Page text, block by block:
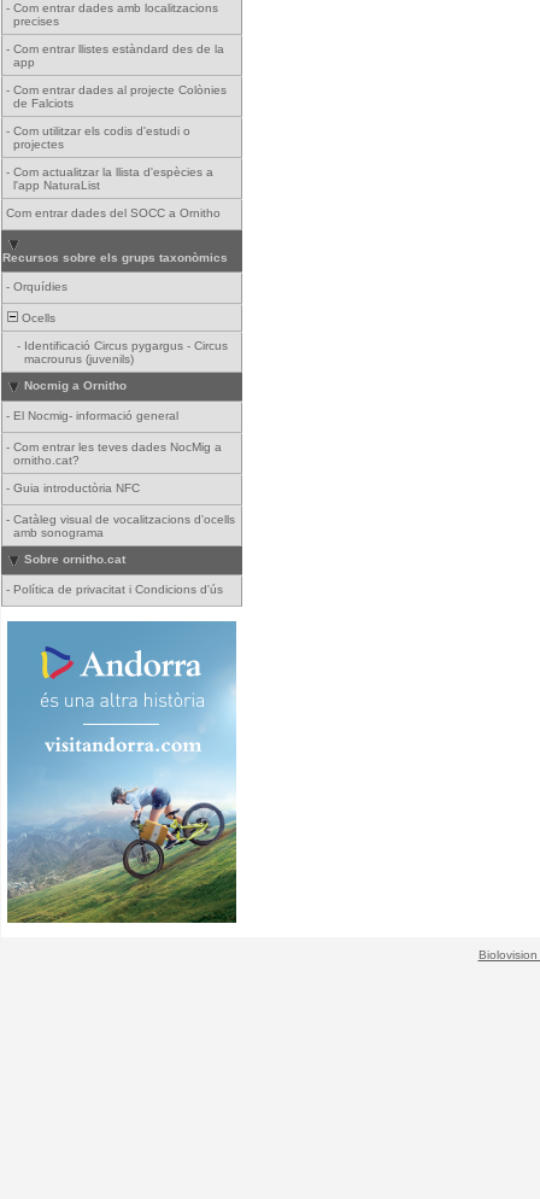
- Com entrar dades amb localitzacions
precises
- Com entrar llistes estàndard des de la
app
- Com entrar dades al projecte Colònies
de Falciots
- Com utilitzar els codis d'estudi o
projectes
- Com actualitzar la llista d'espècies a
l'app NaturaList
Com entrar dades del SOCC a Ornitho
Recursos sobre els grups taxonòmics
- Orquídies
Ocells
- Identificació Circus pygargus - Circus
macrourus (juvenils)
Nocmig a Ornitho
- El Nocmig- informació general
- Com entrar les teves dades NocMig a
ornitho.cat?
- Guia introductòria NFC
- Catàleg visual de vocalitzacions d'ocells
amb sonograma
Sobre ornitho.cat
- Política de privacitat i Condicions d'ús
Biolovision